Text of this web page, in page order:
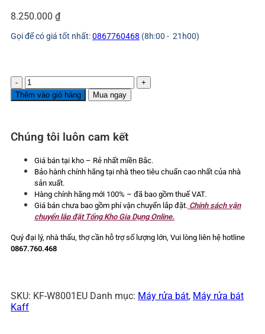
8.250.000 ₫
Gọi để có giá tốt nhất:0867760468 (8h:00 - 21h00)
Máy
rửa
bát
bộ
W8001EU
6
số
lượng
Thêm vào giỏ hàng Mua ngay
Chúng tôi luôn cam kết
Giá bán tại kho – Rẻ nhất miền Bắc.
Bảo hành chính hãng tại nhà theo tiêu chuẩn cao nhất của nhà
sản xuất.
Hàng chính hãng mới 100% – đã bao gồm thuế VAT.
Giá bán chưa bao gồm phí vận chuyển lắp đặt. Chính sách vận
chuyển lắp đặt Tổng Kho Gia Dụng Online.
Quý đại lý, nhà thấu, thợ cần hỗ trợ số lượng lớn, Vui lòng liên hệ hotline
0867.760.468
SKU: KF-W8001EU Danh mục: Máy rửa bát, Máy rửa bát
Kaff